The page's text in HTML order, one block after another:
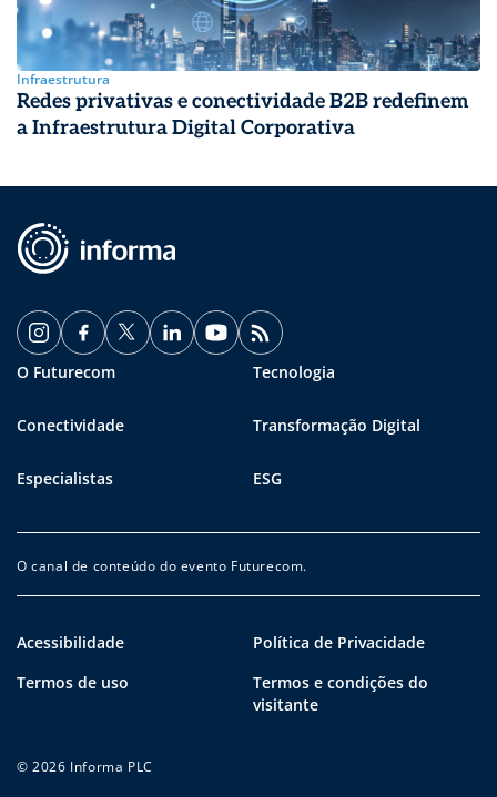
Infraestrutura
Redes privativas e conectividade B2B redefinem
a Infraestrutura Digital Corporativa
O Futurecom Tecnologia
Conectividade Transformação Digital
Especialistas ESG
O canal de conteúdo do evento Futurecom.
Acessibilidade
Política de Privacidade
Termos de uso
Termos e condições do
visitante
© 2026 Informa PLC